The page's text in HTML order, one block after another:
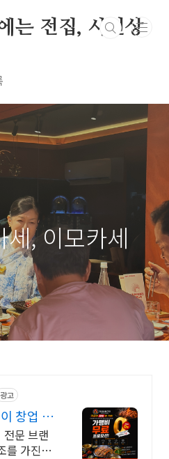
는 전집, 시전상
, 이모카세
광고
창업 순
업!
전문 브랜
를 가진 프